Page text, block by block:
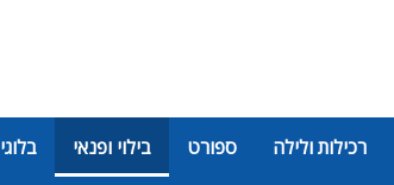
רכילות ולילה ספורט בילוי ופנאי